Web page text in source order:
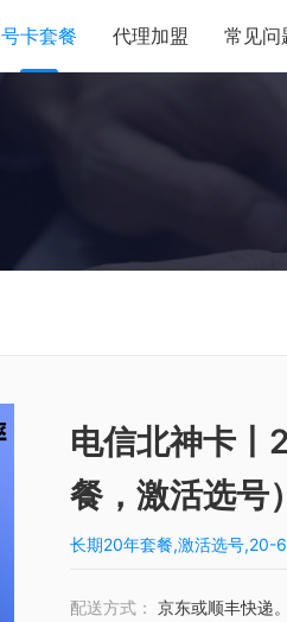
号卡套餐 代理加盟 常见问
电信北神卡
餐，激活选号）
长期20年套餐,激活选号,20-
配送方式： 京东或顺丰快递。